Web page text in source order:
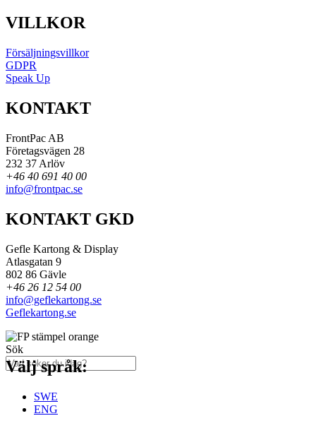
VILLKOR
Försäljningsvillkor
GDPR
Speak Up
KONTAKT
FrontPac AB
Företagsvägen 28
232 37 Arlöv
+46 40 691 40 00
info@frontpac.se
KONTAKT GKD
Gefle Kartong & Display
Atlasgatan 9
802 86 Gävle
+46 26 12 54 00
info@geflekartong.se
Geflekartong.se
Sök
Välj språk:
SWE
ENG